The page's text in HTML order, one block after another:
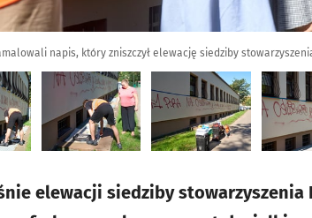
napis, który zniszczył elewację siedziby
elewacji siedziby